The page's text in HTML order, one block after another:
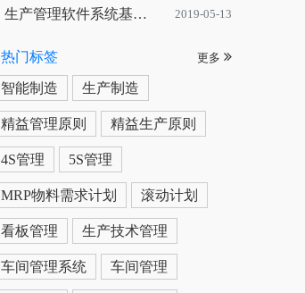
生产管理软件系统基于信息化的解决方案 2019-05-13
热门标签 更多
智能制造 生产制造
精益管理原则 精益生产原则
4S管理 5S管理
MRP物料需求计划 滚动计划
看板管理 生产技术管理
车间管理系统 车间管理